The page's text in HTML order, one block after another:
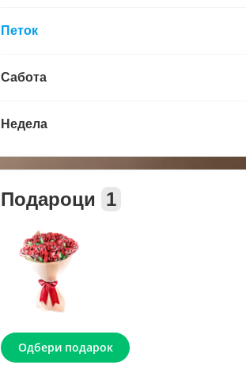
Петок
Сабота
Недела
Подароци 1
Одбери подарок